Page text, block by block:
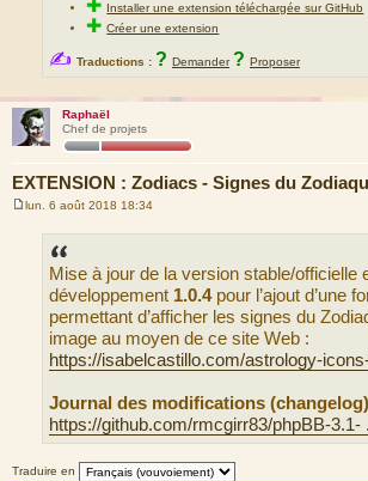
✚ Installer une extension téléchargée sur GitHub
✚Créer une extension
✍ Traductions : ? Demander ? Proposer
Raphaël
Chef de projets
EXTENSION : Zodiacs - Signes du
lun. 6 août 2018 18:34
Mise à jour de la version stable/officielle
développement 1.0.4pour l’ajout d’une
permettant d’afficher les signes du
image au moyen de ce site Web :
https://isabelcastillo.com/astrology-
Journal des modifications
https://github.com/rmcgirr83/phpBB-3.1-
Traduire en